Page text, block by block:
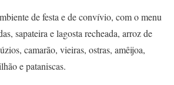
de festa e de convívio, com o menu
sapateira e lagosta recheada, arroz de
camarão, vieiras, ostras, amêijoa,
e pataniscas.